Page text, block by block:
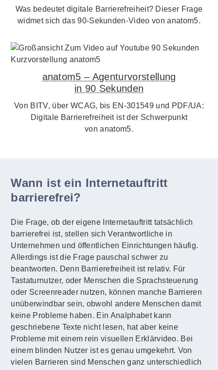
Was bedeutet digitale Barrierefreiheit? Dieser Frage
widmet sich das 90-Sekunden-Video von anatom5.
anatom5 – Agenturvorstellung
in 90 Sekunden
Von BITV, über WCAG, bis EN-301549 und PDF/UA:
Digitale Barrierefreiheit ist der Schwerpunkt
von anatom5.
Wann ist ein Internetauftritt
barrierefrei?
Die Frage, ob der eigene Internetauftritt tatsächlich
barrierefrei ist, stellen sich Verantwortliche in
Unternehmen und öffentlichen Einrichtungen häufig.
Allerdings ist die Frage pauschal schwer zu
beantworten. Denn Barrierefreiheit ist relativ. Für
Tastaturnutzer, oder Menschen die Sprachsteuerung
oder Screenreader nutzen, können manche Barrieren
unüberwindbar sein, obwohl andere Menschen damit
keine Probleme haben. Ein Analphabet kann
geschriebene Texte nicht lesen, hat aber keine
Probleme mit einem rein visuellen Erklärvideo. Bei
einem blinden Nutzer ist es genau umgekehrt. Von
vielen Barrieren sind Menschen ganz unterschiedlich